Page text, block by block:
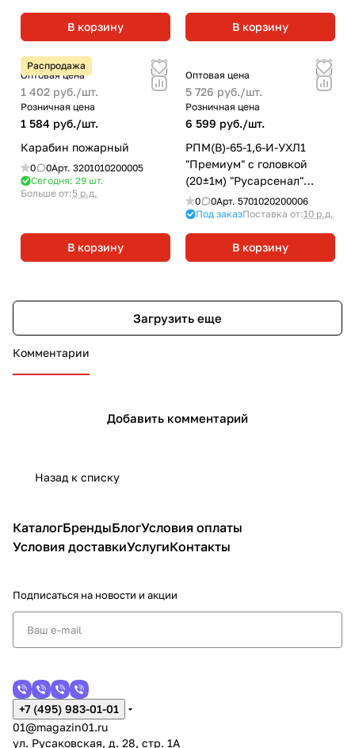
В корзину В корзину
Распродажа
Оптовая цена
1 402 руб./шт.
Розничная цена
1 584 руб./шт.
Карабин пожарный
0 0Арт. 3201010200005
Сегодня: 29 шт.
Больше от:5 р.д.
В корзину
Оптовая цена
5 726 руб./шт.
Розничная цена
6 599 руб./шт.
РПМ(В)-65-1,6-И-УХЛ1
"Премиум" с головкой
(20±1м) "Русарсенал"
рукав пожарный
напорный морозостойкий
0 0Арт. 5701020200006
Под заказПоставка от:10 р.д.
В корзину
Загрузить еще
Комментарии
Добавить комментарий
Назад к списку
КаталогБрендыБлогУсловия оплаты
Условия доставкиУслугиКонтакты
Подписаться на новости и акции
+7 (495) 983-01-01
01@magazin01.ru
ул. Русаковская, д. 28, стр. 1А